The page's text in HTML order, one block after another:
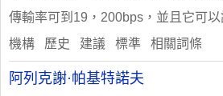
傳輸率可到19，200bps，並且它可以
機構 歷史 建議 標準 相關詞條
阿列克謝·帕基特諾夫